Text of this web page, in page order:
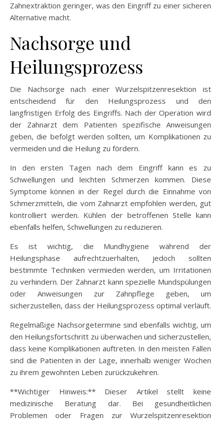
Zahnextraktion geringer, was den Eingriff zu einer sicheren
Alternative macht.
Nachsorge und
Heilungsprozess
Die Nachsorge nach einer Wurzelspitzenresektion ist
entscheidend für den Heilungsprozess und den
langfristigen Erfolg des Eingriffs. Nach der Operation wird
der Zahnarzt dem Patienten spezifische Anweisungen
geben, die befolgt werden sollten, um Komplikationen zu
vermeiden und die Heilung zu fördern.
In den ersten Tagen nach dem Eingriff kann es zu
Schwellungen und leichten Schmerzen kommen. Diese
Symptome können in der Regel durch die Einnahme von
Schmerzmitteln, die vom Zahnarzt empfohlen werden, gut
kontrolliert werden. Kühlen der betroffenen Stelle kann
ebenfalls helfen, Schwellungen zu reduzieren.
Es ist wichtig, die Mundhygiene während der
Heilungsphase aufrechtzuerhalten, jedoch sollten
bestimmte Techniken vermieden werden, um Irritationen
zu verhindern. Der Zahnarzt kann spezielle Mundspülungen
oder Anweisungen zur Zahnpflege geben, um
sicherzustellen, dass der Heilungsprozess optimal verläuft.
Regelmäßige Nachsorgetermine sind ebenfalls wichtig, um
den Heilungsfortschritt zu überwachen und sicherzustellen,
dass keine Komplikationen auftreten. In den meisten Fällen
sind die Patienten in der Lage, innerhalb weniger Wochen
zu ihrem gewohnten Leben zurückzukehren.
**Wichtiger Hinweis:** Dieser Artikel stellt keine
medizinische Beratung dar. Bei gesundheitlichen
Problemen oder Fragen zur Wurzelspitzenresektion